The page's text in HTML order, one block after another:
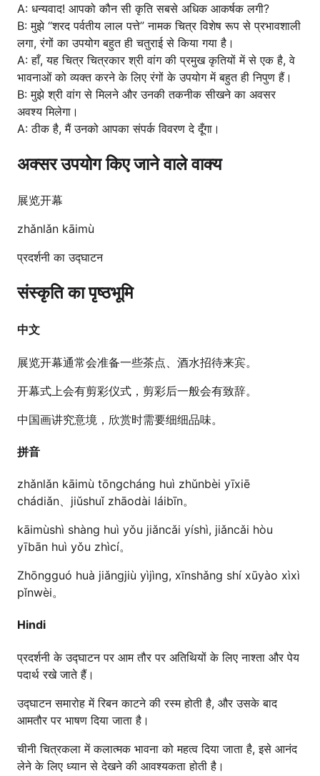
A: धन्यवाद! आपको कौन सी कृति सबसे अधिक आकर्षक लगी?
B: मुझे “शरद पर्वतीय लाल पत्ते” नामक चित्र विशेष रूप से प्रभावशाली
लगा, रंगों का उपयोग बहुत ही चतुराई से किया गया है।
A: हाँ, यह चित्र चित्रकार श्री वांग की प्रमुख कृतियों में से एक है, वे
भावनाओं को व्यक्त करने के लिए रंगों के उपयोग में बहुत ही निपुण हैं।
B: मुझे श्री वांग से मिलने और उनकी तकनीक सीखने का अवसर
अवश्य मिलेगा।
A: ठीक है, मैं उनको आपका संपर्क विवरण दे दूँगा।
अक्सर उपयोग किए जाने वाले वाक्य
展览开幕
zhǎnlǎn kāimù
प्रदर्शनी का उद्घाटन
संस्कृति का पृष्ठभूमि
中文
展览开幕通常会准备一些茶点、酒水招待来宾。
开幕式上会有剪彩仪式，剪彩后一般会有致辞。
中国画讲究意境，欣赏时需要细细品味。
拼音
zhǎnlǎn kāimù tōngcháng huì zhǔnbèi yīxiē
chádiǎn、jiǔshuǐ zhāodài láibīn。
kāimùshì shàng huì yǒu jiǎncǎi yíshì, jiǎncǎi hòu
yībān huì yǒu zhìcí。
Zhōngguó huà jiǎngjiù yìjìng, xīnshǎng shí xūyào xìxì
pǐnwèi。
Hindi
प्रदर्शनी के उद्घाटन पर आम तौर पर अतिथियों के लिए नाश्ता और पेय
पदार्थ रखे जाते हैं।
उद्घाटन समारोह में रिबन काटने की रस्म होती है, और उसके बाद
आमतौर पर भाषण दिया जाता है।
चीनी चित्रकला में कलात्मक भावना को महत्व दिया जाता है, इसे आनंद
लेने के लिए ध्यान से देखने की आवश्यकता होती है।